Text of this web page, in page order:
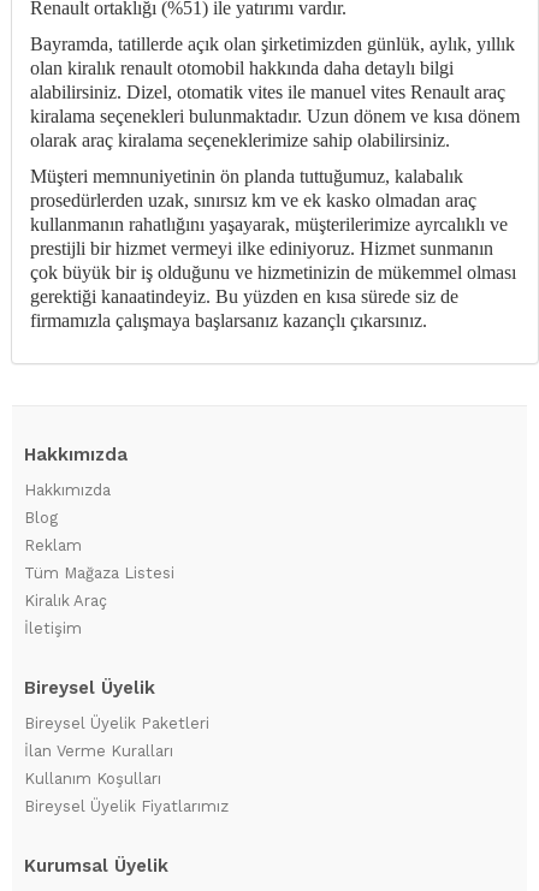
Renault ortaklığı (%51) ile yatırımı vardır.
Bayramda, tatillerde açık olan şirketimizden günlük, aylık, yıllık
olan kiralık renault otomobil hakkında daha detaylı bilgi
alabilirsiniz. Dizel, otomatik vites ile manuel vites Renault araç
kiralama seçenekleri bulunmaktadır. Uzun dönem ve kısa dönem
olarak araç kiralama seçeneklerimize sahip olabilirsiniz.
Müşteri memnuniyetinin ön planda tuttuğumuz, kalabalık
prosedürlerden uzak, sınırsız km ve ek kasko olmadan araç
kullanmanın rahatlığını yaşayarak, müşterilerimize ayrcalıklı ve
prestijli bir hizmet vermeyi ilke ediniyoruz. Hizmet sunmanın
çok büyük bir iş olduğunu ve hizmetinizin de mükemmel olması
gerektiği kanaatindeyiz. Bu yüzden en kısa sürede siz de
firmamızla çalışmaya başlarsanız kazançlı çıkarsınız.
Hakkımızda
Hakkımızda
Blog
Reklam
Tüm Mağaza Listesi
Kiralık Araç
İletişim
Bireysel Üyelik
Bireysel Üyelik Paketleri
İlan Verme Kuralları
Kullanım Koşulları
Bireysel Üyelik Fiyatlarımız
Kurumsal Üyelik